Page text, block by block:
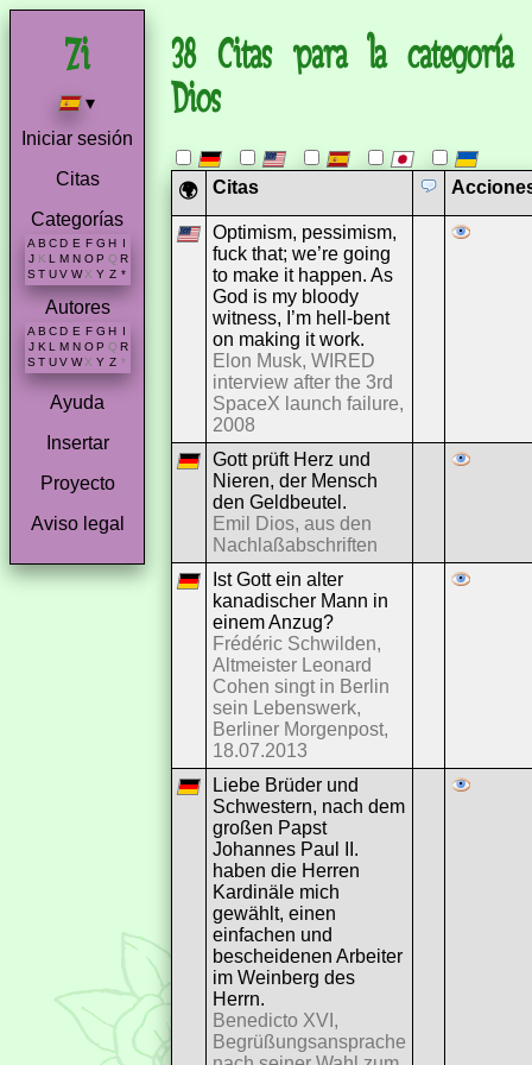
▾
Iniciar sesión
Citas
Categorías
A B C D E F G H I
J K L M N O P Q R
S T U V W X Y Z *
Autores
A B C D E F G H
J K L M N O P Q R
S T U V W X Y Z *
Ayuda
Insertar
Proyecto
Aviso legal
38 Citas para la categoría
Dios
🌍 Citas
Optimism, pessimism,
fuck that; we’re going
to make it happen. As
God is my bloody
witness, I’m hell-bent
on making it work.
Elon Musk, WIRED
interview after the 3rd
SpaceX launch failure,
2008
Gott prüft Herz und
Nieren, der Mensch
den Geldbeutel.
Emil Dios, aus den
Nachlaßabschriften
Ist Gott ein alter
kanadischer Mann in
einem Anzug?
Frédéric Schwilden,
Altmeister Leonard
Cohen singt in Berlin
sein Lebenswerk,
Berliner Morgenpost,
18.07.2013
Liebe Brüder und
Schwestern, nach dem
großen Papst
Johannes Paul II.
haben die Herren
Kardinäle mich
gewählt, einen
einfachen und
bescheidenen Arbeiter
im Weinberg des
Herrn.
Benedicto XVI,
Begrüßungsansprache